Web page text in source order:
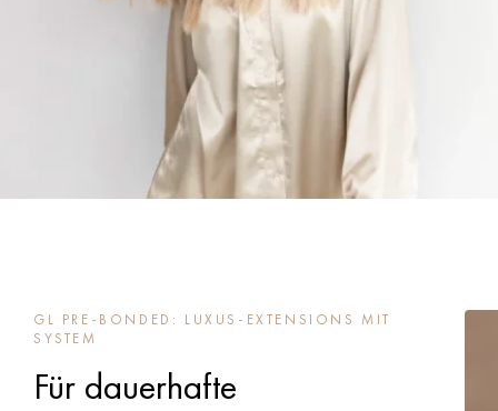
GL PRE-BONDED: LUXUS-EXTENSIONS MIT
SYSTEM
Für dauerhafte